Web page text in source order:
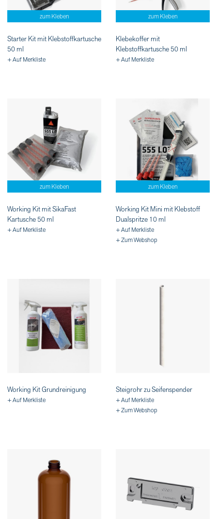
zum Kleben
Starter Kit mit Klebstoffkartusche
50 ml
+ Auf Merkliste
zum Kleben
Klebekoffer mit
Klebstoffkartusche 50 ml
+ Auf Merkliste
zum Kleben
Working Kit mit SikaFast
Kartusche 50 ml
+ Auf Merkliste
zum Kleben
Working Kit Mini mit Klebstoff
Dualspritze 10 ml
+ Auf Merkliste
+ Zum Webshop
Working Kit Grundreinigung
+ Auf Merkliste
Steigrohr zu Seifenspender
+ Auf Merkliste
+ Zum Webshop